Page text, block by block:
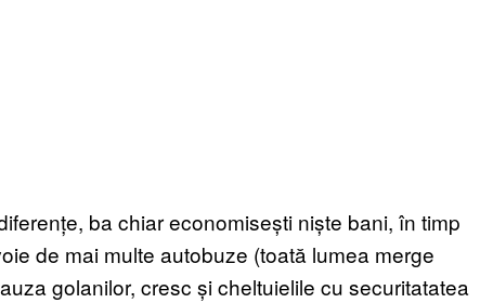
ba chiar economisești niște bani, în timp
de mai multe autobuze (toată lumea merge
golanilor, cresc și cheltuielile cu securitatatea